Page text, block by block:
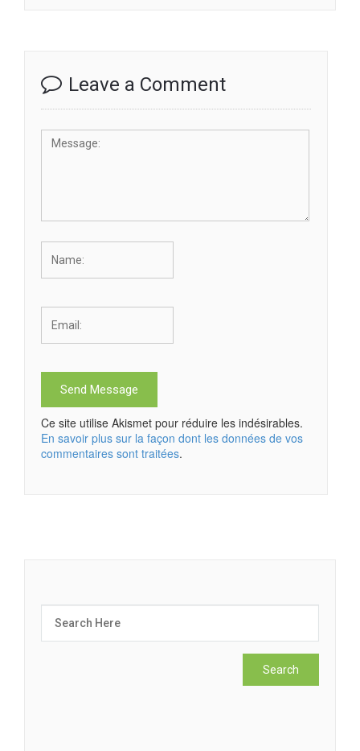
Leave a Comment
Ce site utilise Akismet pour réduire les indésirables.
En savoir plus sur la façon dont les données de vos
commentaires sont traitées.